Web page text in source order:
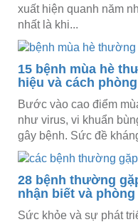
xuất hiện quanh năm
nhất là khi...
15 bệnh mùa hè
hiệu và cách
Bước vào cao điểm
như virus, vi khuẩn
gây bệnh. Sức đề
28 bệnh thường
nhận biết và
Sức khỏe và sự phát